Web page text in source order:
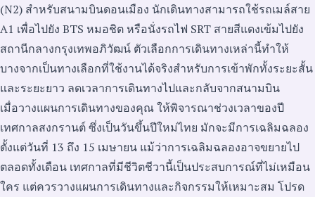
(N2) สำหรับสนามบินดอนเมือง นักเดินทางสามารถใช้รถเมล์สาย
A1 เพื่อไปยัง BTS หมอชิต หรือนั่งรถไฟ SRT สายสีแดงเข้มไปยัง
สถานีกลางกรุงเทพอภิวัฒน์ ตัวเลือกการเดินทางเหล่านี้ทำให้
บางจากเป็นทางเลือกที่ใช้งานได้จริงสำหรับการเข้าพักทั้งระยะสั้น
และระยะยาว ลดเวลาการเดินทางไปและกลับจากสนามบิน
เมื่อวางแผนการเดินทางของคุณ ให้พิจารณาช่วงเวลาของปี
เทศกาลสงกรานต์ ซึ่งเป็นวันขึ้นปีใหม่ไทย มักจะมีการเฉลิมฉลอง
ตั้งแต่วันที่ 13 ถึง 15 เมษายน แม้ว่าการเฉลิมฉลองอาจขยายไป
ตลอดทั้งเดือน เทศกาลที่มีชีวิตชีวานี้เป็นประสบการณ์ที่ไม่เหมือน
ใคร แต่ควรวางแผนการเดินทางและกิจกรรมให้เหมาะสม โปรด